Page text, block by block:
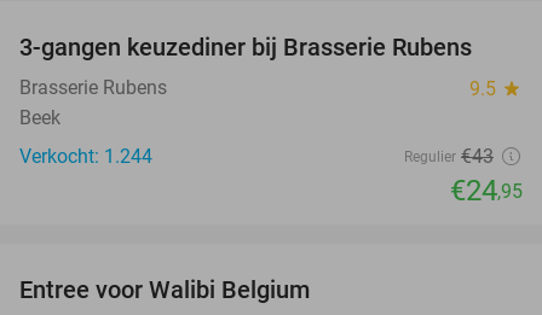
42%
3-gangen keuzediner bij Brasserie Rubens
Brasserie Rubens 9.5 star
Beek
Verkocht: 1.244
Regulier €43
€24,95
Entree voor Walibi Belgium